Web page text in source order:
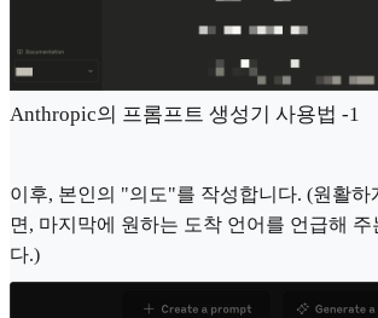
Anthropic의 프롬프트 생성기 사용법 -1
이후, 본인의 "의도"를 작성합니다. (원활하
면, 마지막에 원하는 도착 언어를 언급해 주
다.)